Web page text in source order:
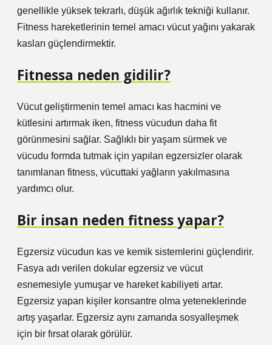
genellikle yüksek tekrarlı, düşük ağırlık tekniği kullanır.
Fitness hareketlerinin temel amacı vücut yağını yakarak
kasları güçlendirmektir.
Fitnessa neden gidilir?
Vücut geliştirmenin temel amacı kas hacmini ve
kütlesini artırmak iken, fitness vücudun daha fit
görünmesini sağlar. Sağlıklı bir yaşam sürmek ve
vücudu formda tutmak için yapılan egzersizler olarak
tanımlanan fitness, vücuttaki yağların yakılmasına
yardımcı olur.
Bir insan neden fitness yapar?
Egzersiz vücudun kas ve kemik sistemlerini güçlendirir.
Fasya adı verilen dokular egzersiz ve vücut
esnemesiyle yumuşar ve hareket kabiliyeti artar.
Egzersiz yapan kişiler konsantre olma yeteneklerinde
artış yaşarlar. Egzersiz aynı zamanda sosyalleşmek
için bir fırsat olarak görülür.